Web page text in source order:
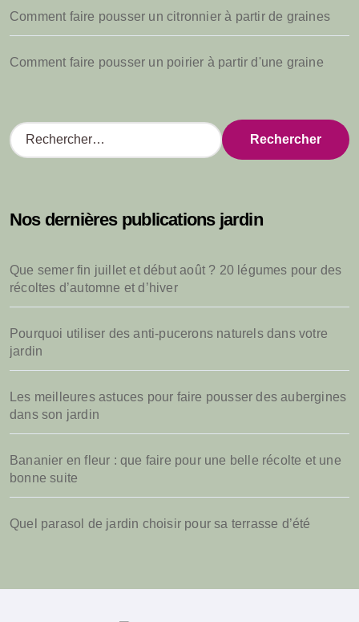
Comment faire pousser un citronnier à partir de graines
Comment faire pousser un poirier à partir d'une graine
R
e
r
e
r
Nos dernières publications jardin
Que semer fin juillet et début août ? 20 légumes pour des
récoltes d’automne et d’hiver
Pourquoi utiliser des anti-pucerons naturels dans votre
jardin
Les meilleures astuces pour faire pousser des aubergines
dans son jardin
Bananier en fleur : que faire pour une belle récolte et une
bonne suite
Quel parasol de jardin choisir pour sa terrasse d’été